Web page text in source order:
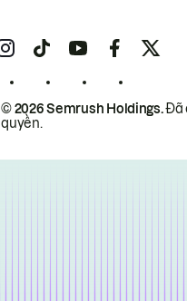
© 2026 Semrush Holdings.Đã
quyền.